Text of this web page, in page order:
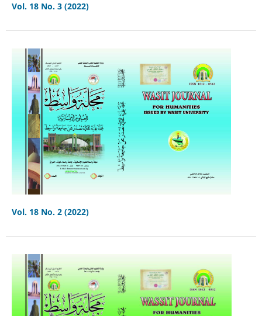
Vol. 18 No. 3 (2022)
Vol. 18 No. 2 (2022)